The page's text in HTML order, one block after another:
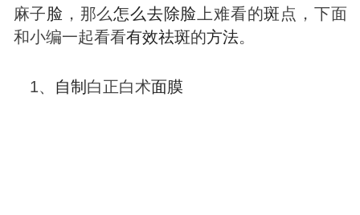
麻子脸 ，那么怎么去除脸 上难看的斑 点，下面
和小编一起看看有效祛斑的方法。
1、 自制 白正白术面膜